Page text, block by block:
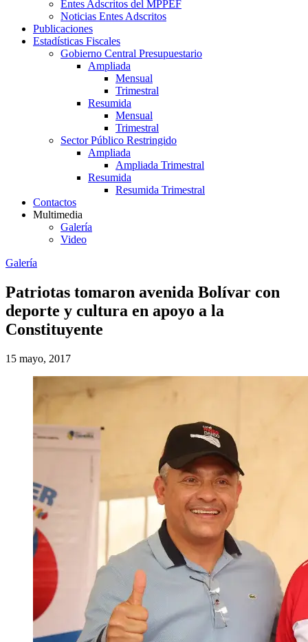
Entes Adscritos del MPPEF
Noticias Entes Adscritos
Publicaciones
Estadísticas Fiscales
Gobierno Central Presupuestario
Ampliada
Mensual
Trimestral
Resumida
Mensual
Trimestral
Sector Público Restringido
Ampliada
Ampliada Trimestral
Resumida
Resumida Trimestral
Contactos
Multimedia
Galería
Video
Galería
Patriotas tomaron avenida Bolívar con
deporte y cultura en apoyo a la
Constituyente
15 mayo, 2017